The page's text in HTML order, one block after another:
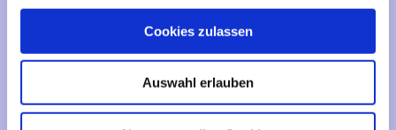
Cookies zulassen
Auswahl erlauben
Impressum
Sitemap